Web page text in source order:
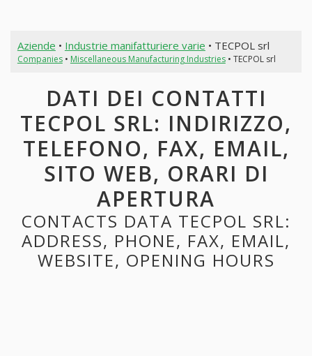
Aziende • Industrie manifatturiere varie • TECPOL srl
Companies• Miscellaneous Manufacturing Industries• TECPOL srl
DATI DEI CONTATTI
TECPOL SRL: INDIRIZZO,
TELEFONO, FAX, EMAIL,
SITO WEB, ORARI DI
APERTURA
CONTACTS DATA TECPOL SRL:
ADDRESS, PHONE, FAX, EMAIL,
WEBSITE, OPENING HOURS